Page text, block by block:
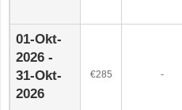
01-Okt-
2026 -
31-Okt-
2026
€285 -